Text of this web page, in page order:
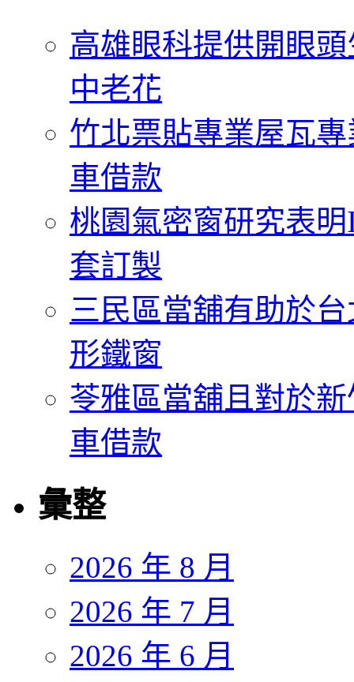
高雄眼科提供開眼
中老花
竹北票貼專業屋瓦
車借款
桃園氣密窗研究表
套訂製
三民區當舖有助於
形鐵窗
苓雅區當舖且對於
車借款
彙整
2026 年 8 月
2026 年 7 月
2026 年 6 月